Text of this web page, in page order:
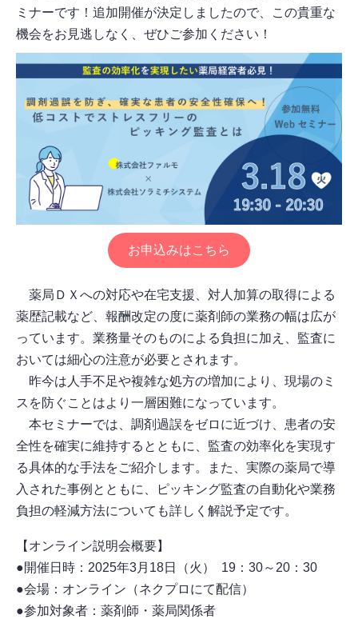
ミナーです！追加開催が決定しましたので、この貴重な
機会をお見逃しなく、ぜひご参加ください！
お申込みはこちら
薬局ＤＸへの対応や在宅支援、対人加算の取得による
薬歴記載など、報酬改定の度に薬剤師の業務の幅は広が
っています。業務量そのものによる負担に加え、監査に
おいては細心の注意が必要とされます。
昨今は人手不足や複雑な処方の増加により、現場のミ
スを防ぐことはより一層困難になっています。
本セミナーでは、調剤過誤をゼロに近づけ、患者の安
全性を確実に維持するとともに、監査の効率化を実現す
る具体的な手法をご紹介します。また、実際の薬局で導
入された事例とともに、ピッキング監査の自動化や業務
負担の軽減方法についても詳しく解説予定です。
【オンライン説明会概要】
●開催日時：2025年3月18日（火） 19：30～20：30
●会場：オンライン（ネクプロにて配信）
●参加対象者：薬剤師・薬局関係者